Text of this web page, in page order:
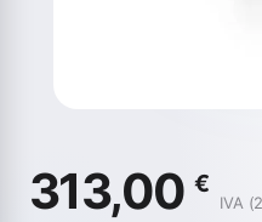
313,00 €
IVA